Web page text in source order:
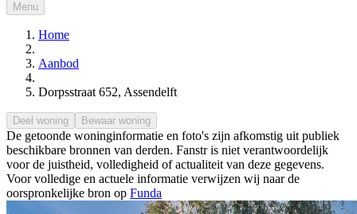
Menu
Home
Aanbod
Dorpsstraat 652, Assendelft
Deel woning Bewaar woning
De getoonde woninginformatie en foto's zijn afkomstig uit publiek
beschikbare bronnen van derden. Fanstr is niet verantwoordelijk
voor de juistheid, volledigheid of actualiteit van deze gegevens.
Voor volledige en actuele informatie verwijzen wij naar de
oorspronkelijke bron op Funda